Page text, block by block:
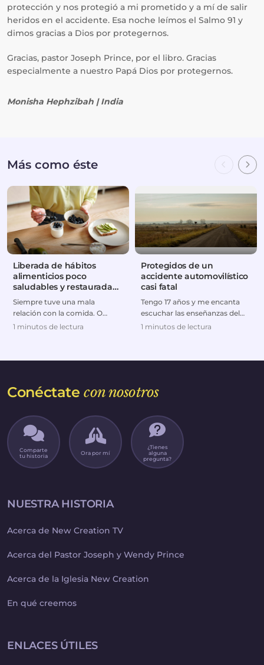
protección y nos protegió a mi prometido y a mí de salir
heridos en el accidente. Esa noche leímos el Salmo 91 y
dimos gracias a Dios por protegernos.
Gracias, pastor Joseph Prince, por el libro. Gracias
especialmente a nuestro Papá Dios por protegernos.
Monisha Hephzibah | India
Más como éste
Liberada de hábitos
alimenticios poco
saludables y restaurada
en su relación con Dios
Siempre tuve una mala
relación con la comida. O
comía en exceso o hacía dietas
1 minutos de lectura
Protegidos de un
accidente automovilístico
casi fatal
Tengo 17 años y me encanta
escuchar las enseñanzas del
Pastor Prince.
1 minutos de lectura
Conéctatecon nosotros
Comparte
tu historia
Ora por mí
¿Tienes
alguna
pregunta?
NUESTRA HISTORIA
Acerca de New Creation TV
Acerca del Pastor Joseph y Wendy Prince
Acerca de la Iglesia New Creation
En qué creemos
ENLACES ÚTILES